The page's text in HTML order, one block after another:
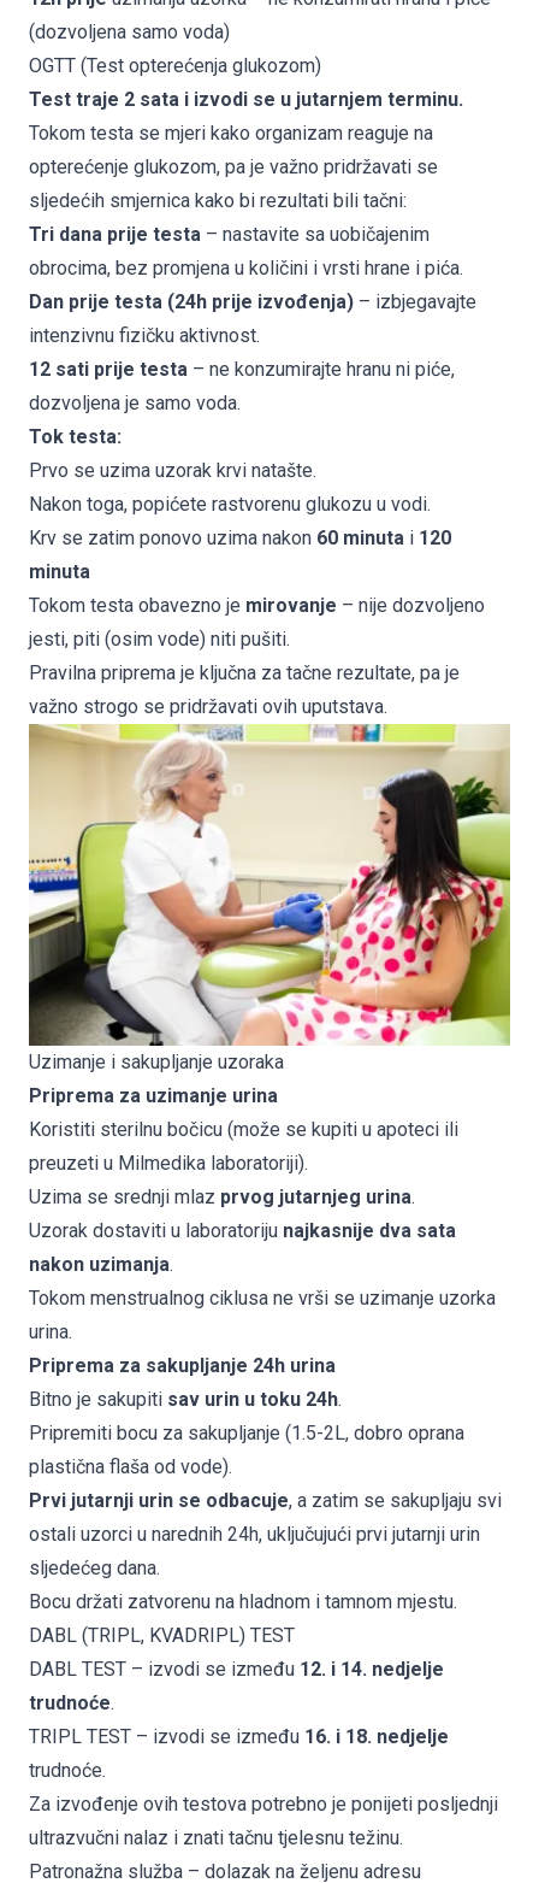
(dozvoljena samo voda)
OGTT (Test opterećenja glukozom)
Test traje 2 sata i izvodi se u jutarnjem terminu.
Tokom testa se mjeri kako organizam reaguje na
opterećenje glukozom, pa je važno pridržavati se
sljedećih smjernica kako bi rezultati bili tačni:
Tri dana prije testa – nastavite sa uobičajenim
obrocima, bez promjena u količini i vrsti hrane i pića.
Dan prije testa (24h prije izvođenja) – izbjegavajte
intenzivnu fizičku aktivnost.
12 sati prije testa – ne konzumirajte hranu ni piće,
dozvoljena je samo voda.
Tok testa:
Prvo se uzima uzorak krvi natašte.
Nakon toga, popićete rastvorenu glukozu u vodi.
Krv se zatim ponovo uzima nakon 60 minuta i 120
minuta
Tokom testa obavezno je mirovanje – nije dozvoljeno
jesti, piti (osim vode) niti pušiti.
Pravilna priprema je ključna za tačne rezultate, pa je
važno strogo se pridržavati ovih uputstava.
Uzimanje i sakupljanje uzoraka
Priprema za uzimanje urina
Koristiti sterilnu bočicu (može se kupiti u apoteci ili
preuzeti u Milmedika laboratoriji).
Uzima se srednji mlaz prvog jutarnjeg urina.
Uzorak dostaviti u laboratoriju najkasnije dva sata
nakon uzimanja.
Tokom menstrualnog ciklusa ne vrši se uzimanje uzorka
urina.
Priprema za sakupljanje 24h urina
Bitno je sakupiti sav urin u toku 24h.
Pripremiti bocu za sakupljanje (1.5-2L, dobro oprana
plastična flaša od vode).
Prvi jutarnji urin se odbacuje, a zatim se sakupljaju svi
ostali uzorci u narednih 24h, uključujući prvi jutarnji urin
sljedećeg dana.
Bocu držati zatvorenu na hladnom i tamnom mjestu.
DABL (TRIPL, KVADRIPL) TEST
DABL TEST – izvodi se između 12. i 14. nedjelje
trudnoće.
TRIPL TEST – izvodi se između 16. i 18. nedjelje
trudnoće.
Za izvođenje ovih testova potrebno je ponijeti posljednji
ultrazvučni nalaz i znati tačnu tjelesnu težinu.
Patronažna služba – dolazak na željenu adresu